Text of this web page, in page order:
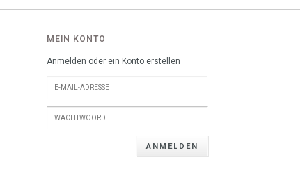
MEIN KONTO
Anmelden oder ein Konto erstellen
ANMELDEN